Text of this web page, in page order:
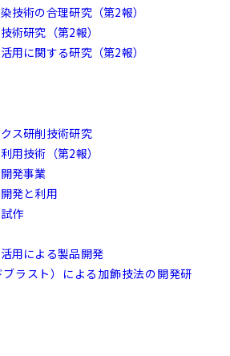
技術の合理研究（第2報）
術研究（第2報）
用に関する研究（第2報）
ス研削技術研究
用技術（第2報）
発事業
発と利用
作
用による製品開発
ラスト）による加飾技法の開発研